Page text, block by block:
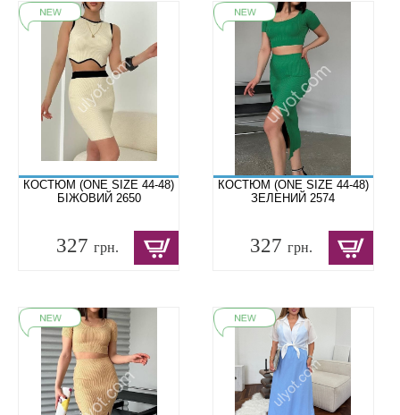
КОСТЮМ (ONE SIZE 44-48)
БІЖОВИЙ 2650
327 грн.
КОСТЮМ (ONE SIZE 44-48)
ЗЕЛЕНИЙ 2574
327грн.